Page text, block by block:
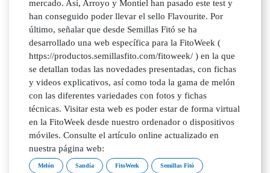
mercado. Así, Arroyo y Montiel han pasado este test y
han conseguido poder llevar el sello Flavourite. Por
último, señalar que desde Semillas Fitó se ha
desarrollado una web específica para la FitoWeek (
https://productos.semillasfito.com/fitoweek/ ) en la que
se detallan todas las novedades presentadas, con fichas
y videos explicativos, así como toda la gama de melón
con las diferentes variedades con fotos y fichas
técnicas. Visitar esta web es poder estar de forma virtual
en la FitoWeek desde nuestro ordenador o dispositivos
móviles. Consulte el artículo online actualizado en
nuestra página web:
Melón Sandía FitoWeek Semillas Fitó